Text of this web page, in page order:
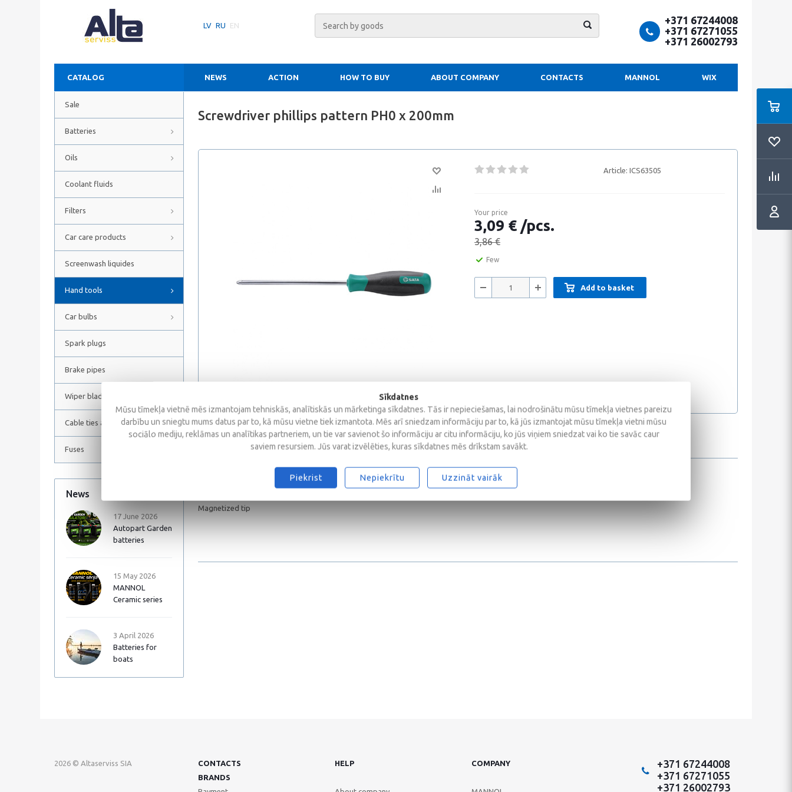
LV RU EN
+371 67244008
+371 67271055
+371 26002793
CATALOG NEWS ACTION HOW TO BUY ABOUT COMPANY CONTACTS MANNOL WIX
Sale
Batteries
Oils
Coolant fluids
Filters
Car care products
Screenwash liquides
Hand tools
Car bulbs
Spark plugs
Brake pipes
Wiper blades
Cable ties and Hose clamps
Fuses
News
17 June 2026
Autopart Garden
batteries
15 May 2026
MANNOL
Ceramic series
3 April 2026
Batteries for
boats
Screwdriver phillips pattern PH0 x 200mm
Article: ICS63505
Your price
3,09 € /pcs.
3,86 €
Few
Add to basket
Description Reviews
Magnetized tip
2026 © Altaserviss SIA CONTACTS HELP
COMPANY
BRANDS
+371 67244008
+371 67271055
+371 26002793
Sīkdatnes
Mūsu tīmekļa vietnē mēs izmantojam tehniskās, analītiskās un mārketinga sīkdatnes. Tās ir nepieciešamas, lai nodrošinātu mūsu tīmekļa vietnes pareizu
darbību un sniegtu mums datus par to, kā mūsu vietne tiek izmantota. Mēs arī sniedzam informāciju par to, kā jūs izmantojat mūsu tīmekļa vietni mūsu
sociālo mediju, reklāmas un analītikas partneriem, un tie var savienot šo informāciju ar citu informāciju, ko jūs viņiem sniedzat vai ko tie savāc caur
saviem resursiem. Jūs varat izvēlēties, kuras sīkdatnes mēs drīkstam savākt.
Piekrist Nepiekrītu Uzzināt vairāk